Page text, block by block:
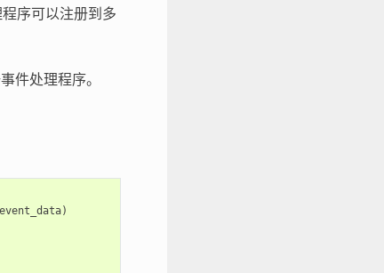
序可以注册到多
件处理程序。
event_data)